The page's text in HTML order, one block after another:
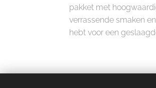
pakket met
verrassende smaken
hebt voor een